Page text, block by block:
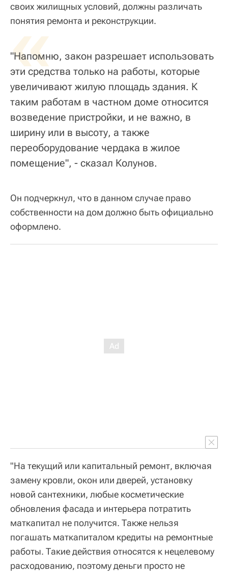
своих жилищных условий, должны различать
понятия ремонта и реконструкции.
«
"Напомню, закон разрешает использовать
эти средства только на работы, которые
увеличивают жилую площадь здания. К
таким работам в частном доме относится
возведение пристройки, и не важно, в
ширину или в высоту, а также
переоборудование чердака в жилое
помещение", - сказал Колунов.
Он подчеркнул, что в данном случае право
собственности на дом должно быть официально
оформлено.
"На текущий или капитальный ремонт, включая
замену кровли, окон или дверей, установку
новой сантехники, любые косметические
обновления фасада и интерьера потратить
маткапитал не получится. Также нельзя
погашать маткапиталом кредиты на ремонтные
работы. Такие действия относятся к нецелевому
расходованию, поэтому деньги просто не